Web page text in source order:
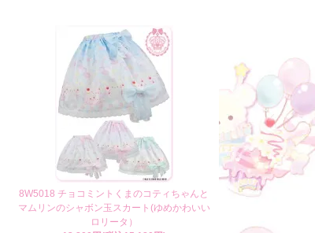
8W5018 チョコミントくまのコティちゃんと
マムリンのシャボン玉スカート(ゆめかわいい
ロリータ）